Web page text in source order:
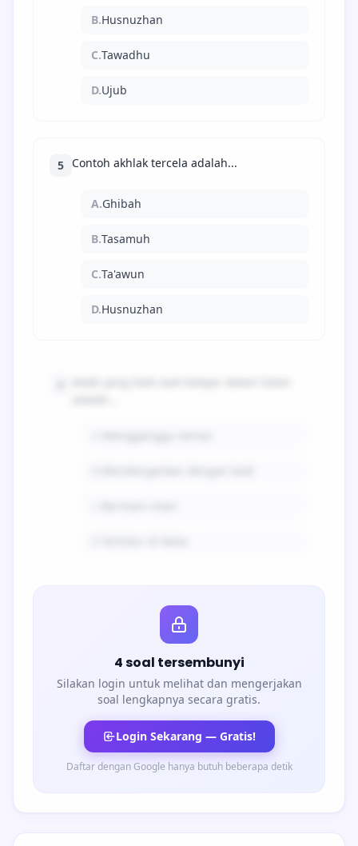
B.Husnuzhan
C.Tawadhu
D.Ujub
5 Contoh akhlak tercela adalah...
A.Ghibah
B.Tasamuh
C.Ta'awun
D.Husnuzhan
4 soal tersembunyi
Silakan login untuk melihat dan mengerjakan
soal lengkapnya secara gratis.
Login Sekarang — Gratis!
Daftar dengan Google hanya butuh beberapa detik